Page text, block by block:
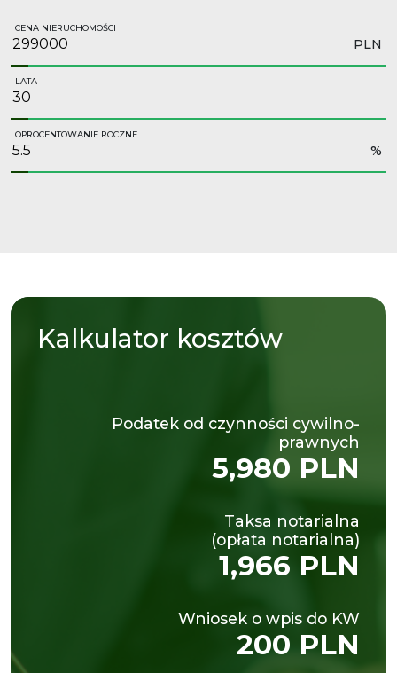
CENA NIERUCHOMOŚCI
PLN
LATA
OPROCENTOWANIE ROCZNE
%
Kalkulator kosztów
Podatek od czynności cywilno-
prawnych
5,980 PLN
Taksa notarialna
(opłata notarialna)
1,966 PLN
Wniosek o wpis do KW
200 PLN